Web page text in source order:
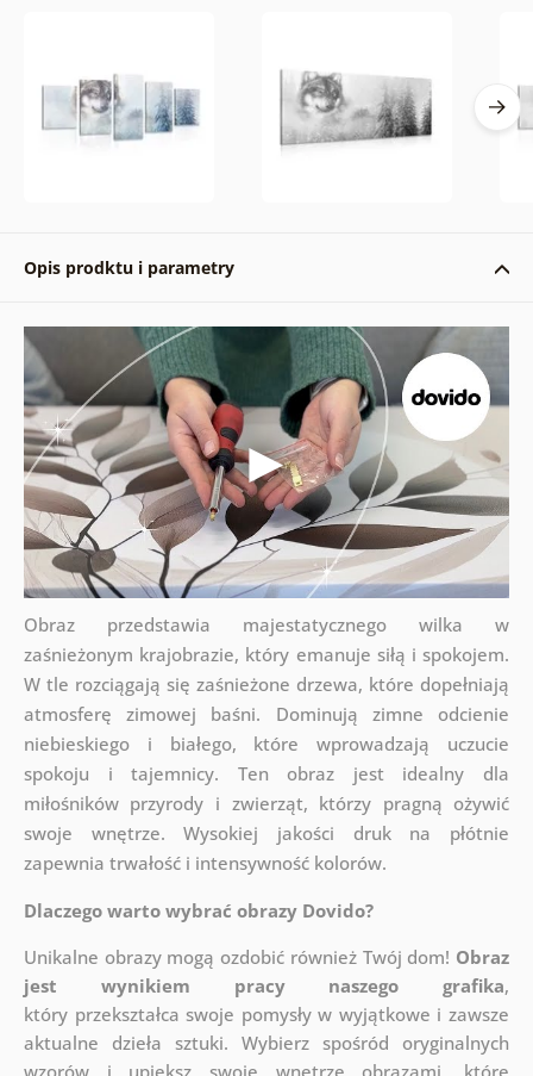
Opis prodktu i parametry
Obraz przedstawia majestatycznego wilka w
zaśnieżonym krajobrazie, który emanuje siłą i spokojem.
W tle rozciągają się zaśnieżone drzewa, które dopełniają
atmosferę zimowej baśni. Dominują zimne odcienie
niebieskiego i białego, które wprowadzają uczucie
spokoju i tajemnicy. Ten obraz jest idealny dla
miłośników przyrody i zwierząt, którzy pragną ożywić
swoje wnętrze. Wysokiej jakości druk na płótnie
zapewnia trwałość i intensywność kolorów.
Dlaczego warto wybrać obrazy Dovido?
Unikalne obrazy mogą ozdobić również Twój dom! Obraz
jest wynikiem pracy naszego grafika,
który przekształca swoje pomysły w wyjątkowe i zawsze
aktualne dzieła sztuki. Wybierz spośród oryginalnych